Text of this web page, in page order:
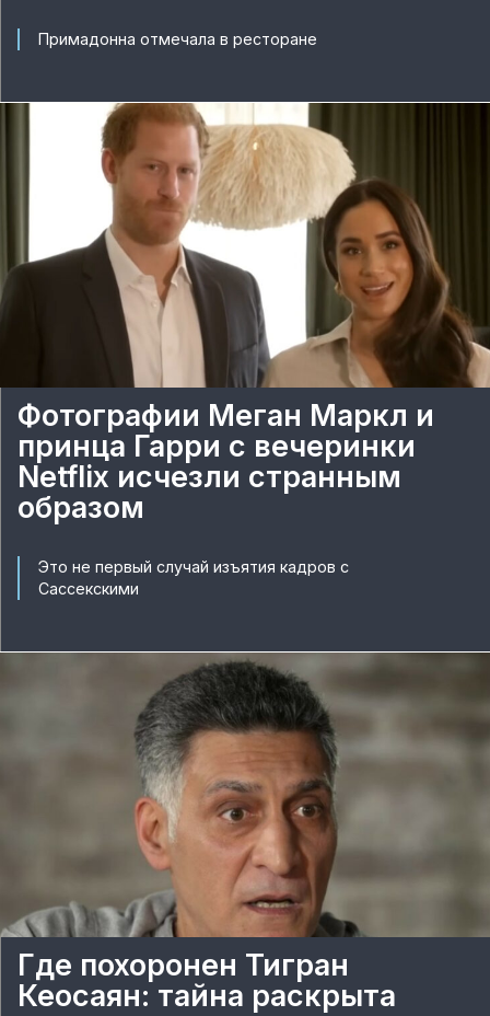
Примадонна отмечала в ресторане
Фотографии Меган Маркл и
принца Гарри с вечеринки
Netflix исчезли странным
образом
Это не первый случай изъятия кадров с
Сассекскими
Где похоронен Тигран
Кеосаян: тайна раскрыта